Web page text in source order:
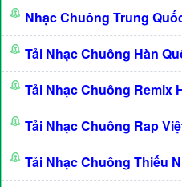
Nhạc Chuông Trung
Tải Nhạc Chuông Hàn
Tải Nhạc Chuông Remix
Tải Nhạc Chuông Rap
Tải Nhạc Chuông Thiếu